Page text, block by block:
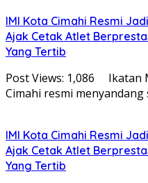
IMI Kota Cimahi Resmi
Ajak Cetak Atlet
Yang Tertib
Post Views: 1,086 Ikatan
Cimahi resmi
IMI Kota Cimahi Resmi
Ajak Cetak Atlet
Yang Tertib